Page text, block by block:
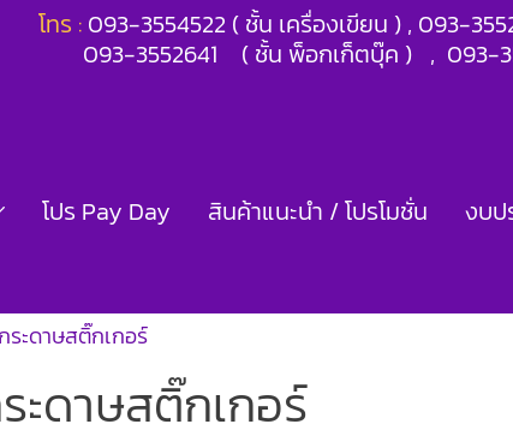
โทร : 093-3554522 ( ชั้น เครื่องเขียน ) , 093-
093-3552641 ( ชั้น พ็อกเก็ตบุ๊ค ) , 093-
โปร Pay Day สินค้าแนะนำ / โปรโมชั่น งบ
กระดาษสติ๊กเกอร์
ะดาษสติ๊กเกอร์